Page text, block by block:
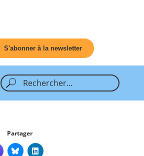
S'abonner à la newsletter
Partager